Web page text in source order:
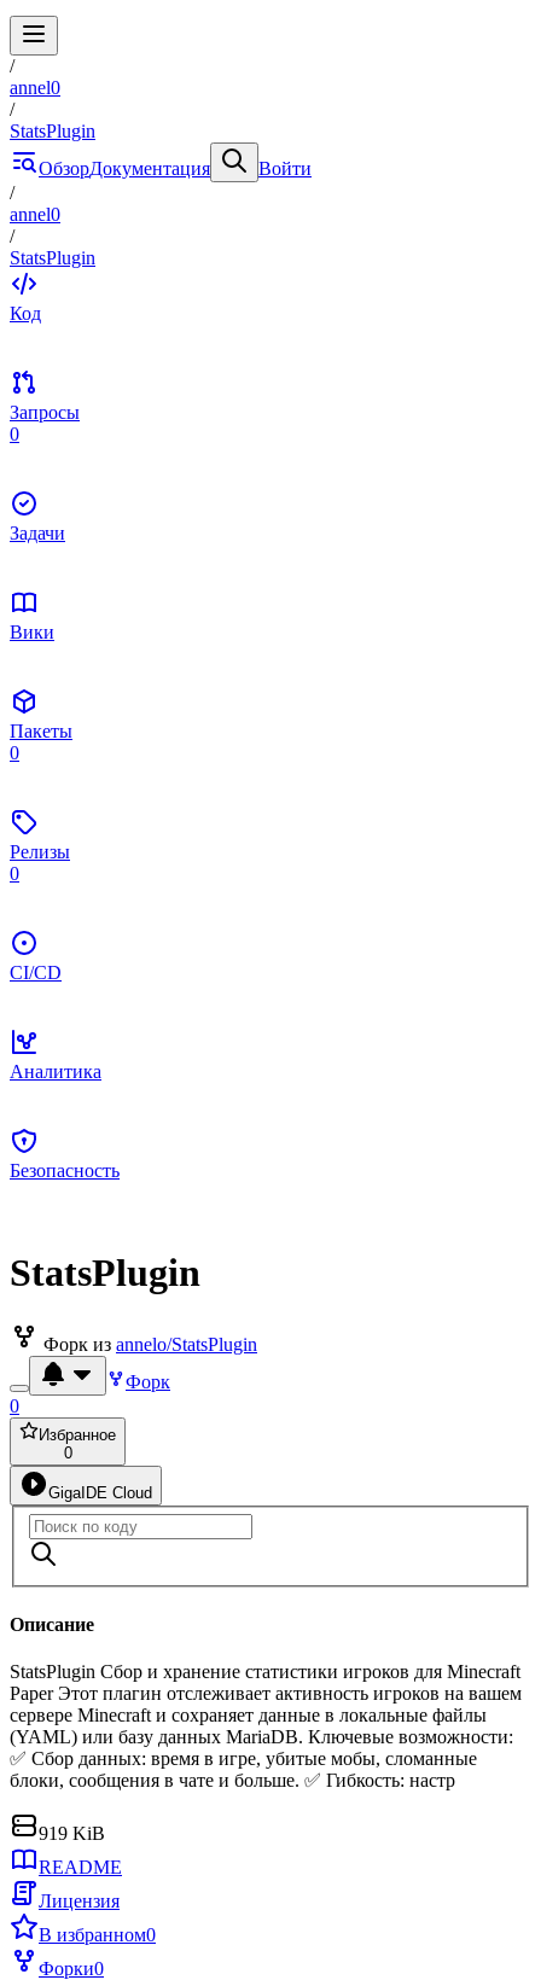
/
annel0
/
StatsPlugin
ОбзорДокументация
Войти
/
annel0
/
StatsPlugin
Код
Запросы
0
Задачи
Вики
Пакеты
0
Релизы
0
CI/CD
Аналитика
Безопасность
StatsPlugin
Форк из annelo/StatsPlugin
Форк
0
Избранное
0
GigaIDE Cloud
Описание
StatsPlugin Сбор и хранение статистики игроков для Minecraft
Paper Этот плагин отслеживает активность игроков на вашем
сервере Minecraft и сохраняет данные в локальные файлы
(YAML) или базу данных MariaDB. Ключевые возможности:
✅ Сбор данных: время в игре, убитые мобы, сломанные
блоки, сообщения в чате и больше. ✅ Гибкость: настр
919 KiB
README
Лицензия
В избранном0
Форки0